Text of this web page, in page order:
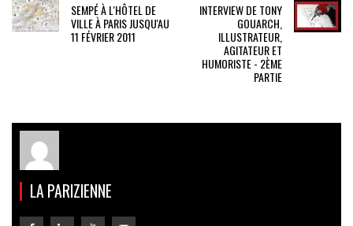
SEMPÉ À L'HÔTEL DE
VILLE À PARIS JUSQU'AU
11 FÉVRIER 2011
INTERVIEW DE TONY
GOUARCH,
ILLUSTRATEUR,
AGITATEUR ET
HUMORISTE - 2ÈME
PARTIE
LA PARIZIENNE